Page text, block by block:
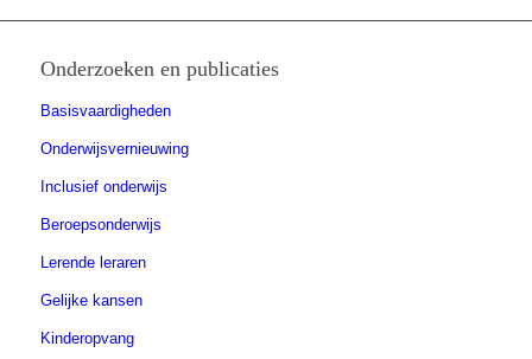
Onderzoeken en publicaties
Basisvaardigheden
Onderwijsvernieuwing
Inclusief onderwijs
Beroepsonderwijs
Lerende leraren
Gelijke kansen
Kinderopvang